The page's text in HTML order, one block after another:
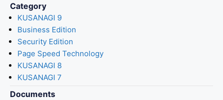
Category
KUSANAGI 9
Business Edition
Security Edition
Page Speed Technology
KUSANAGI 8
KUSANAGI 7
Documents